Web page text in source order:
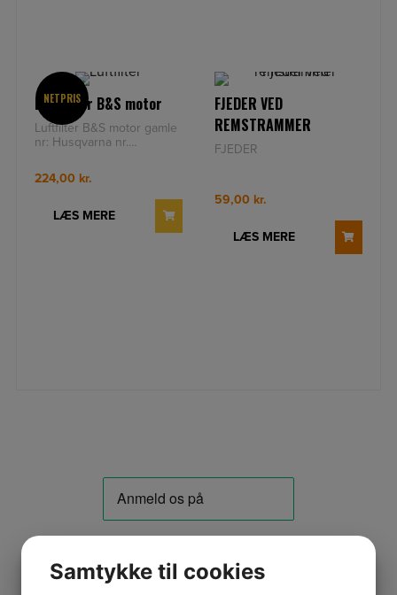
NETPRIS
Luftfilter B&S motor
Luftfilter B&S motor gamle
nr: Husqvarna nr.
796031
224,00 kr.
LÆS MERE
FJEDER VED
REMSTRAMMER
FJEDER
59,00 kr.
LÆS MERE
Samtykke til cookies